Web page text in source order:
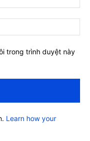
trong trình duyệt này
Learn how your